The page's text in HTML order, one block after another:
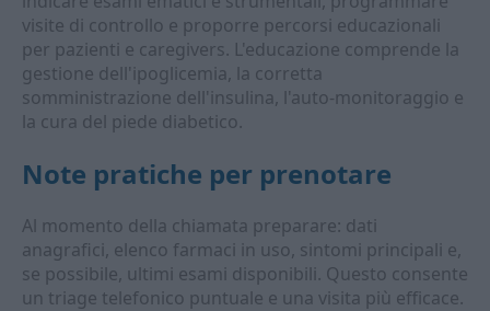
visite di controllo e proporre percorsi educazionali
per pazienti e caregivers. L'educazione comprende la
gestione dell'ipoglicemia, la corretta
somministrazione dell'insulina, l'auto-monitoraggio e
la cura del piede diabetico.
Note pratiche per prenotare
Al momento della chiamata preparare: dati
anagrafici, elenco farmaci in uso, sintomi principali e,
se possibile, ultimi esami disponibili. Questo consente
un triage telefonico puntuale e una visita più efficace.